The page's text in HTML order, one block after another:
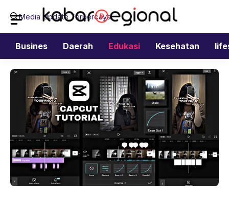
isi
Media Update Terpercaya
Busines Daerah Edukasi Kesehatan